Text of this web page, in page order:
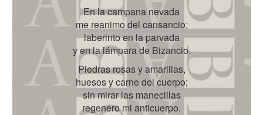
En la campana nevada
me reanimo del cansancio;
laberinto en la parvada
y en la lámpara de Bizancio.
Piedras rosas y amarillas,
huesos y carne del cuerpo;
sin mirar las manecillas
regenero mi anticuerpo.